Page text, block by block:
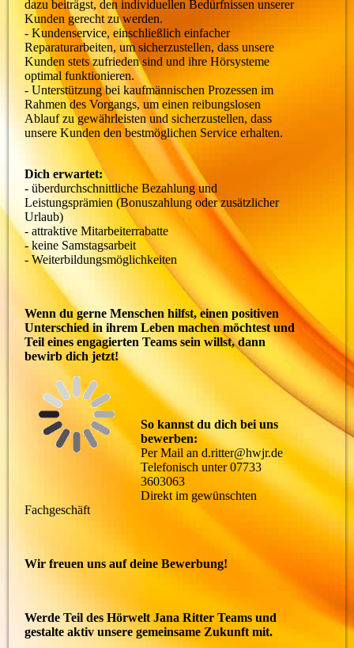
dazu beiträgst, den individuellen Bedürfnissen unserer
Kunden gerecht zu werden.
- Kundenservice, einschließlich einfacher
Reparaturarbeiten, um sicherzustellen, dass unsere
Kunden stets zufrieden sind und ihre Hörsysteme
optimal funktionieren.
- Unterstützung bei kaufmännischen Prozessen im
Rahmen des Vorgangs, um einen reibungslosen
Ablauf zu gewährleisten und sicherzustellen, dass
unsere Kunden den bestmöglichen Service erhalten.
Dich erwartet:
- überdurchschnittliche Bezahlung und
Leistungsprämien (Bonuszahlung oder zusätzlicher
Urlaub)
- attraktive Mitarbeiterrabatte
- keine Samstagsarbeit
- Weiterbildungsmöglichkeiten
Wenn du gerne Menschen hilfst, einen positiven
Unterschied in ihrem Leben machen möchtest und
Teil eines engagierten Teams sein willst, dann
bewirb dich jetzt!
So kannst du dich bei uns
bewerben:
Per Mail an d.ritter@hwjr.de
Telefonisch unter 07733
3603063
Direkt im gewünschten
Fachgeschäft
Wir freuen uns auf deine Bewerbung!
Werde Teil des Hörwelt Jana Ritter Teams und
gestalte aktiv unsere gemeinsame Zukunft mit.